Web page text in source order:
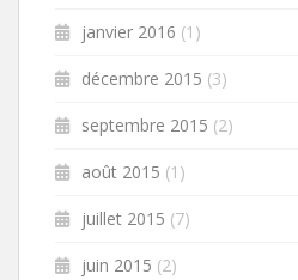
janvier 2016 (1)
décembre 2015 (3)
septembre 2015 (2)
août 2015 (1)
juillet 2015 (7)
juin 2015 (2)